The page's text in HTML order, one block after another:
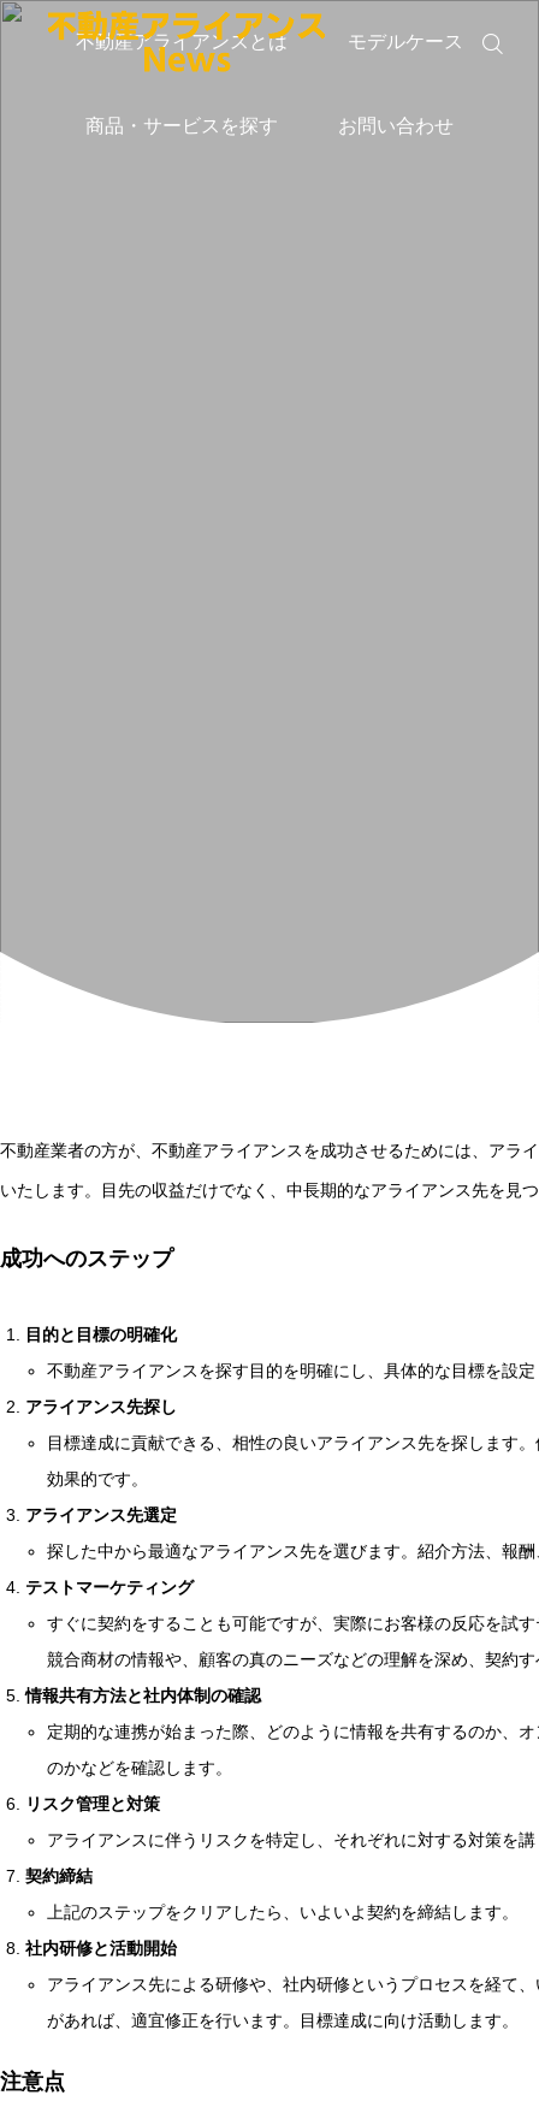
不動産アライアンスとは モデルケース
商品・サービスを探す お問い合わせ
不動産業者の方が、不動産アライアンスを成功させるためには、アラ
いたします。目先の収益だけでなく、中長期的なアライアンス先を見
成功へのステップ
目的と目標の明確化
不動産アライアンスを探す目的を明確にし、具体的な目標を設
アライアンス先探し
目標達成に貢献できる、相性の良いアライアンス先を探します
効果的です。
アライアンス先選定
探した中から最適なアライアンス先を選びます。紹介方法、報
テストマーケティング
すぐに契約をすることも可能ですが、実際にお客様の反応を試
競合商材の情報や、顧客の真のニーズなどの理解を深め、契約
情報共有方法と社内体制の確認
定期的な連携が始まった際、どのように情報を共有するのか、
のかなどを確認します。
リスク管理と対策
アライアンスに伴うリスクを特定し、それぞれに対する対策を
契約締結
上記のステップをクリアしたら、いよいよ契約を締結します。
社内研修と活動開始
アライアンス先による研修や、社内研修というプロセスを経て
があれば、適宜修正を行います。目標達成に向け活動します。
注意点